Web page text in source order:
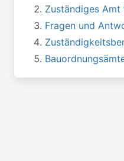
Zuständiges
Fragen und